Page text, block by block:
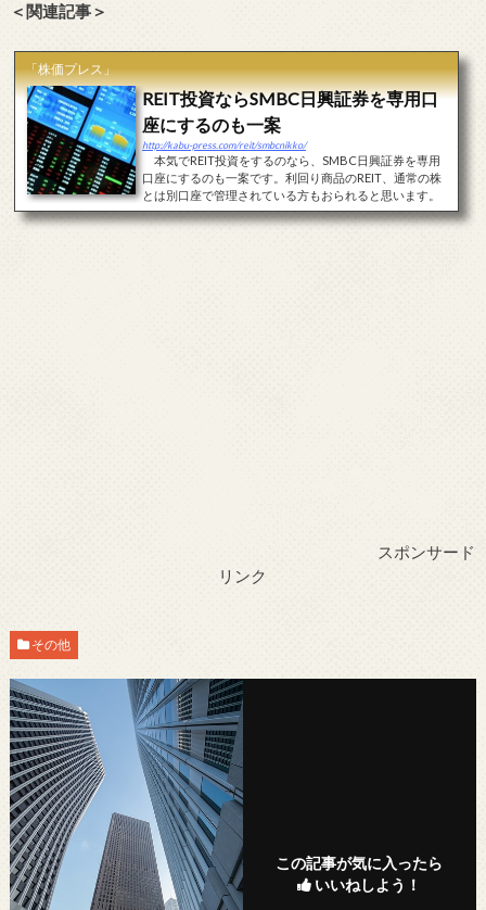
＜関連記事＞
「株価プレス」
REIT投資ならSMBC日興証券を専用口
座にするのも一案
http://kabu-press.com/reit/smbcnikko/
本気でREIT投資をするのなら、SMBC日興証券を専用
口座にするのも一案です。利回り商品のREIT、通常の株
とは別口座で管理されている方もおられると思います。
実はSMBC日興証券はREITに強い証券会社。SMBC日
スポンサード
リンク
その他
この記事が気に入ったら
いいねしよう！